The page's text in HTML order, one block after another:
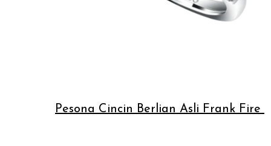
Pesona Cincin Berlian Asli Frank Fire